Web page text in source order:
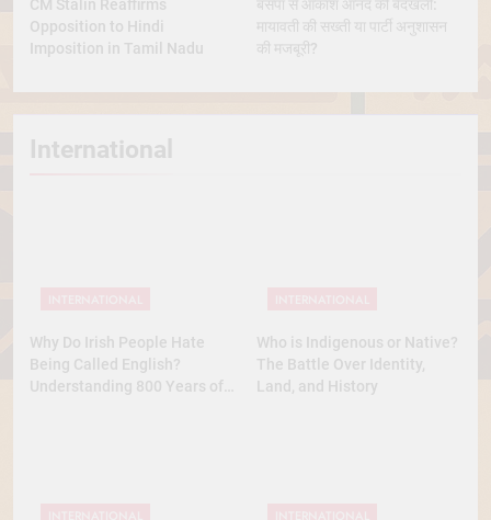
CM Stalin Reaffirms
Opposition to Hindi
Imposition in Tamil Nadu
बसपा से आकाश आनंद की बेदखली:
मायावती की सख्ती या पार्टी अनुशासन
की मजबूरी?
International
Why Do Irish People Hate
Being Called English?
Understanding 800 Years of
Who is Indigenous or Native?
The Battle Over Identity,
Land, and History